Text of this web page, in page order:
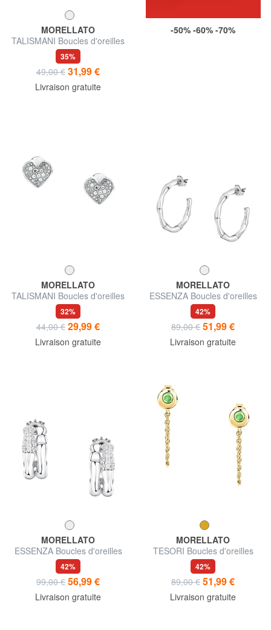
MORELLATO
TALISMANI Boucles d'oreilles
35%
49,00 € 31,99 €
Livraison gratuite
-50% -60% -70%
MORELLATO
TALISMANI Boucles d'oreilles
32%
44,00 € 29,99 €
Livraison gratuite
MORELLATO
ESSENZA Boucles d'oreilles
42%
89,00 € 51,99 €
Livraison gratuite
MORELLATO
ESSENZA Boucles d'oreilles
42%
99,00 € 56,99 €
Livraison gratuite
MORELLATO
TESORI Boucles d'oreilles
42%
89,00 € 51,99 €
Livraison gratuite